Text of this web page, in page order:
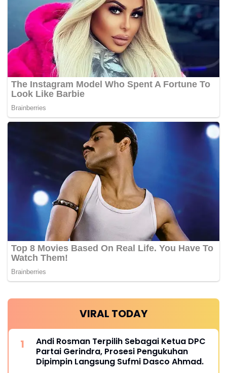
VIRAL TODAY
Andi Rosman Terpilih Sebagai Ketua DPC
Partai Gerindra, Prosesi Pengukuhan
Dipimpin Langsung Sufmi Dasco Ahmad.